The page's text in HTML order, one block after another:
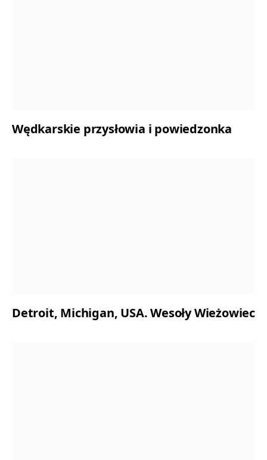
Wędkarskie przysłowia i powiedzonka
Detroit, Michigan, USA. Wesoły Wieżowiec